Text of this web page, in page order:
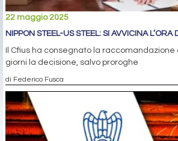
22 maggio 2025
NIPPON STEEL-US STEEL: SI AVVICINA L’ORA
Il Cfius ha consegnato la raccomandazione
giorni la decisione, salvo proroghe
di Federico Fusca